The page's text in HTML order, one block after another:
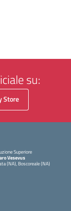
su:
Store
Superiore
Vesevus
(NA), Boscoreale (NA)